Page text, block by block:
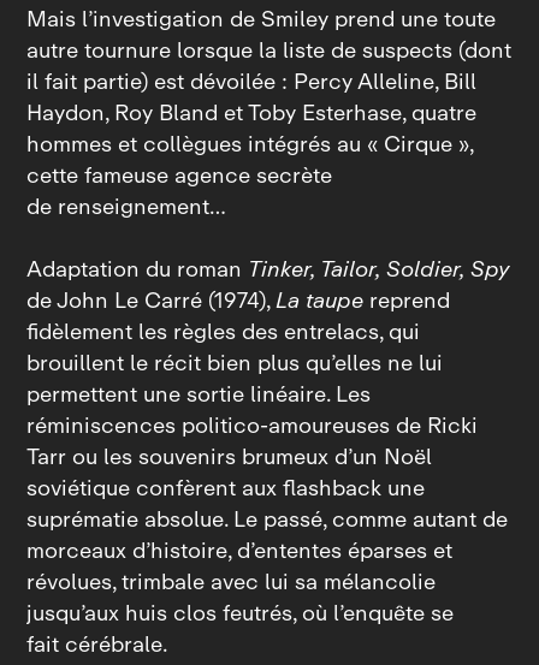
Mais l’investigation de Smiley prend une toute
autre tournure lorsque la liste de suspects (dont
il fait partie) est dévoilée : Percy Alleline, Bill
Haydon, Roy Bland et Toby Esterhase, quatre
hommes et collègues intégrés au « Cirque »,
cette fameuse agence secrète
de renseignement…
Adaptation du roman Tinker, Tailor, Soldier, Spy
de John Le Carré (1974),La taupe reprend
fidèlement les règles des entrelacs, qui
brouillent le récit bien plus qu’elles ne lui
permettent une sortie linéaire. Les
réminiscences politico‑amoureuses de Ricki
Tarr ou les souvenirs brumeux d’un Noël
soviétique confèrent aux flashback une
suprématie absolue. Le passé, comme autant de
morceaux d’histoire, d’ententes éparses et
révolues, trimbale avec lui sa mélancolie
jusqu’aux huis clos feutrés, où l’enquête se
fait cérébrale.